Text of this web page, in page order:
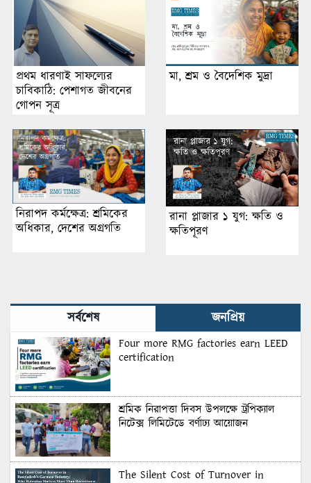
প্রথম ধারণাই সাফল্যের
চাবিকাঠি: পেশাগত জীবনের
গোপন সূত্র
মা, শ্রম ও বৈদেশিক মুদ্রা
নিরাপদ কর্মক্ষেত্র: শ্রমিকের
অধিকার, দেশের অগ্রগতি
রানা প্লাজার ১ যুগ: ক্ষতি ও
ক্ষতিপূরণ
সর্বশেষ জনপ্রিয়
Four more RMG factories earn LEED
certification
শ্রমিক নিরাপত্তা দিবস উপলক্ষে ট্রপিক্যাল
নিটেক্স লিমিটেডে বর্ণাঢ্য আয়োজন
The Silent Cost of Turnover in